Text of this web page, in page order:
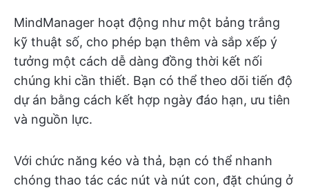
MindManager hoạt động như một bảng trắng
kỹ thuật số, cho phép bạn thêm và sắp xếp ý
tưởng một cách dễ dàng đồng thời kết nối
chúng khi cần thiết. Bạn có thể theo dõi tiến độ
dự án bằng cách kết hợp ngày đáo hạn, ưu tiên
và nguồn lực.
Với chức năng kéo và thả, bạn có thể nhanh
chóng thao tác các nút và nút con, đặt chúng ở